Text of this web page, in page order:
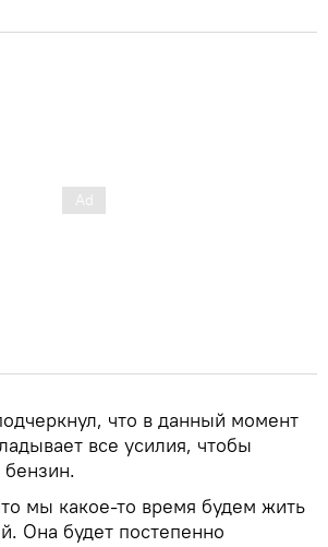
что в данный момент
все усилия, чтобы
мы какое-то время будем жить
Она будет постепенно